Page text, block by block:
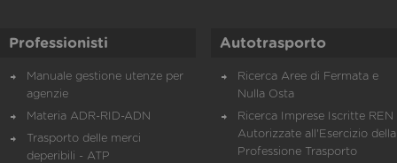
Professionisti
Manuale gestione utenze per
agenzie
Materia ADR-RID-ADN
Trasporto delle merci
deperibili - ATP
Autotrasporto
Ricerca Aree di Fermata e
Nulla Osta
Ricerca Imprese Iscritte REN
Autorizzate all'Esercizio della
Professione Trasporto